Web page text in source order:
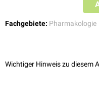
Fachgebiete: Pharmakologie
Wichtiger Hinweis zu diesem